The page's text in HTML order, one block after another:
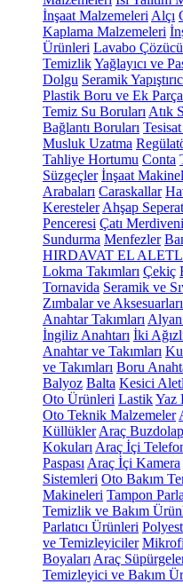
İnşaat Malzemeleri Alçı
Kaplama Malzemeleri
Ürünleri Lavabo Çözücü
TemizlikYağlayıcı ve
Dolgu Seramik
Plastik Boru ve Ek
Temiz Su Boruları Atık
Bağlantı Boruları
Musluk Uzatma
Tahliye Hortumu Conta
Süzgeçler İnşaat
Arabaları Caraskallar
Keresteler Ahşap
Penceresi Çatı Merdiveni
Sundurma Menfezler
HIRDAVAT EL
Lokma Takımları Çekiç
Tornavida Seramik ve
Zımbalar ve Aksesuarları
Anahtar Takımları Alyan
İngiliz Anahtarı İki
Anahtar ve Takımları
ve Takımları Boru
Balyoz Balta Kesici
Oto Ürünleri LastikYaz
Oto Teknik Malzemeler
Küllükler Araç
Kokuları Araç İçi
Paspası Araç İçi Kamera
Sistemleri Oto Bakım
Makineleri Tampon
Temizlik ve Bakım
Parlatıcı Ürünleri
ve Temizleyiciler
Boyaları Araç
Temizleyici ve Bakım